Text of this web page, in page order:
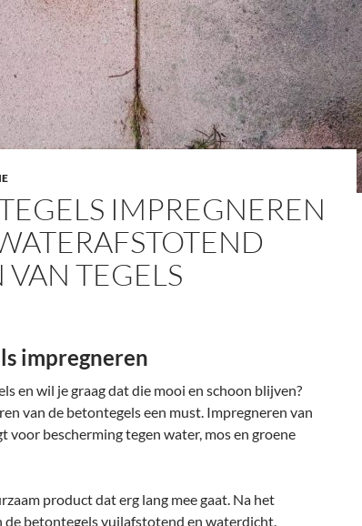
IMPREGNEREN
TEGELS
impregneren
en wil je graag dat die mooi en schoon blijven?
van de betontegels een must. Impregneren van
voor bescherming tegen water, mos en groene
product dat erg lang mee gaat. Na het
de betontegels vuilafstotend en waterdicht.